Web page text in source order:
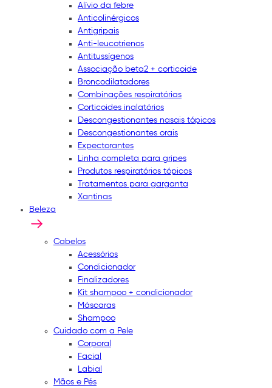
Alívio da febre
Anticolinérgicos
Antigripais
Anti-leucotrienos
Antitussígenos
Associação beta2 + corticoide
Broncodilatadores
Combinações respiratórias
Corticoides inalatórios
Descongestionantes nasais tópicos
Descongestionantes orais
Expectorantes
Linha completa para gripes
Produtos respiratórios tópicos
Tratamentos para garganta
Xantinas
Beleza
Cabelos
Acessórios
Condicionador
Finalizadores
Kit shampoo + condicionador
Máscaras
Shampoo
Cuidado com a Pele
Corporal
Facial
Labial
Mãos e Pés